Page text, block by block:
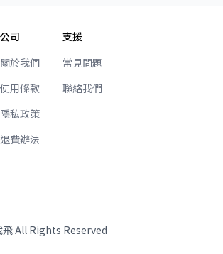
由交流。 我會基於個人經驗與一般觀
些想法、建議或可參考的方向。 希望
鬆的對話，能協助你對目前的狀況有
公司
關於我們
使用條款
隱私政策
退費辦法
支援
常見問題
聯絡我們
飛 All Rights Reserved